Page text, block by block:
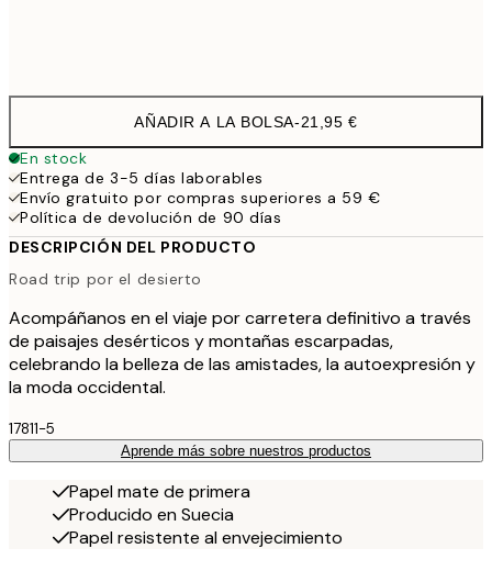
AÑADIR A LA BOLSA-21,95 €
En stock
Entrega de 3-5 días laborables
Envío gratuito por compras superiores a 59 €
Política de devolución de 90 días
DESCRIPCIÓN DEL PRODUCTO
Road trip por el desierto
Acompáñanos en el viaje por carretera definitivo a través
de paisajes desérticos y montañas escarpadas,
celebrando la belleza de las amistades, la autoexpresión y
la moda occidental.
17811-5
Aprende más sobre nuestros productos
Papel mate de primera
Producido en Suecia
Papel resistente al envejecimiento